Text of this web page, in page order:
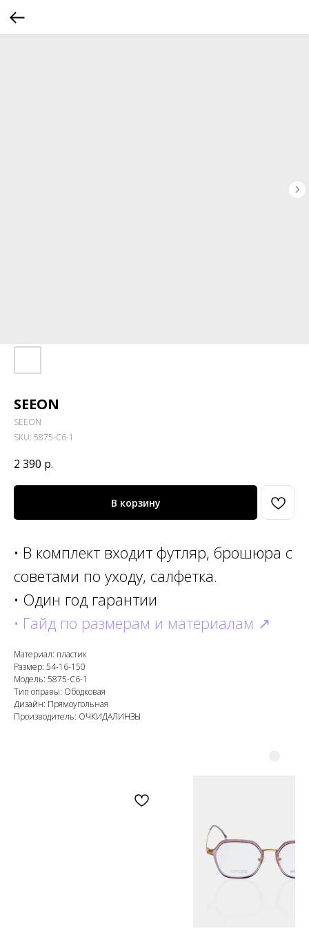
SEEON
SEEON
SKU: 5875-C6-1
2 390 р.
В корзину
• В комплект входит футляр, брошюра с
советами по уходу, салфетка.
• Один год гарантии
• Гайд по размерам и материалам ↗
Материал: пластик
Размер: 54-16-150
Модель: 5875-C6-1
Тип оправы: Ободковая
Дизайн: Прямоугольная
Производитель: ОЧКИДАЛИНЗЫ